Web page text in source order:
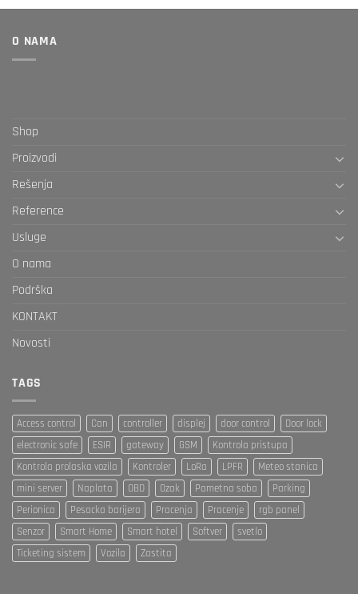
O NAMA
Shop
Proizvodi
Rešenja
Reference
Usluge
O nama
Podrška
KONTAKT
Novosti
TAGS
Access control Can controller displej door control
Door lock
electronic safe
ESIR gateway GSM
Kontrola pristupa
Kontrola prolaska vozila
Kontroler LoRa LPFR
Meteo stanica
mini server
Naplata OBD Ozak Pametna soba
Parking
Perionica
Pesacka barijera Pracenja Pracenje
rgb panel
Senzor
Smart Home Smart hotel Softver
svetlo
Ticketing sistem
Vozila Zastita